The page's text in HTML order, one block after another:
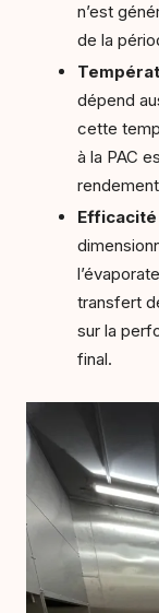
n’est
de la
dépend
cette
à la PAC
transfert
sur la
final.